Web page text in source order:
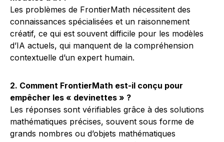
Les problèmes de FrontierMath nécessitent des
connaissances spécialisées et un raisonnement
créatif, ce qui est souvent difficile pour les modèles
d’IA actuels, qui manquent de la compréhension
contextuelle d’un expert humain.
2. Comment FrontierMath est-il conçu pour
empêcher les « devinettes » ?
Les réponses sont vérifiables grâce à des solutions
mathématiques précises, souvent sous forme de
grands nombres ou d’objets mathématiques